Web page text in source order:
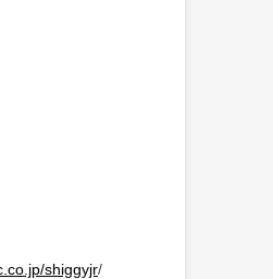
shiggyjr/